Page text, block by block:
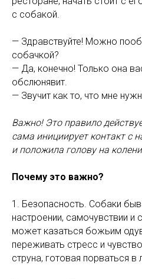
с собакой.
— Здравствуйте! Можно
собачкой?
— Да, конечно! Только она
обслюнявит.
— Звучит как то, что мне
Важно! Это правило
сама инициирует контакт с
и положила голову на
Почему это важно?
1. Безопасность. Собаки
настроении, самочувствии
может казаться божьим
переживать стресс и
струна, готовая порваться